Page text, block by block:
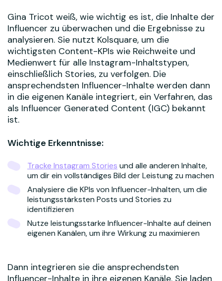
Gina Tricot weiß, wie wichtig es ist, die Inhalte der
Influencer zu überwachen und die Ergebnisse zu
analysieren. Sie nutzt Kolsquare, um die
wichtigsten Content-KPIs wie Reichweite und
Medienwert für alle Instagram-Inhaltstypen,
einschließlich Stories, zu verfolgen. Die
ansprechendsten Influencer-Inhalte werden dann
in die eigenen Kanäle integriert, ein Verfahren, das
als Influencer Generated Content (IGC) bekannt
ist.
Wichtige Erkenntnisse:
Tracke Instagram Stories und alle anderen Inhalte,
um dir ein vollständiges Bild der Leistung zu machen
Analysiere die KPIs von Influencer-Inhalten, um die
leistungsstärksten Posts und Stories zu
identifizieren
Nutze leistungsstarke Influencer-Inhalte auf deinen
eigenen Kanälen, um ihre Wirkung zu maximieren
Dann integrieren sie die ansprechendsten
Influencer-Inhalte in ihre eigenen Kanäle. Sie laden